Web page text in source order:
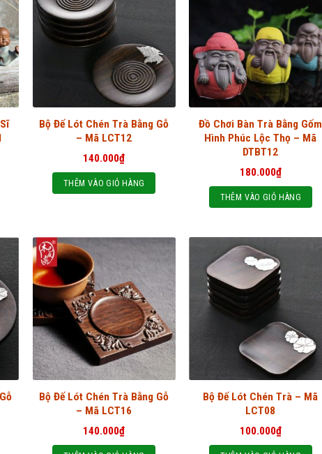
Bộ Đế Lót Chén Trà Bằng Gỗ
– Mã LCT12
140.000₫
THÊM VÀO GIỎ HÀNG
Đồ Chơi Bàn Trà Bằng Gốm
Hình Phúc Lộc Thọ – Mã
DTBT12
180.000₫
THÊM VÀO GIỎ HÀNG
Bộ Đế Lót Chén Trà Bằng Gỗ
– Mã LCT16
140.000₫
Bộ Đế Lót Chén Trà – Mã
LCT08
100.000₫